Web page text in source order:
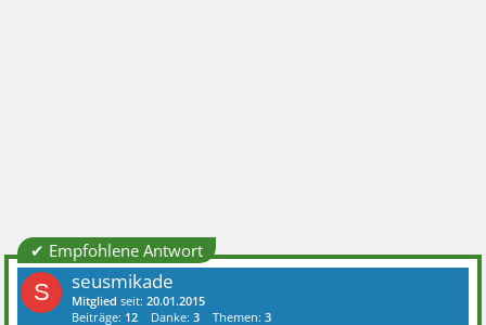
✔ Empfohlene Antwort
S seusmikade
Mitglied seit:20.01.2015
Beiträge: 12 Danke:3 Themen:3